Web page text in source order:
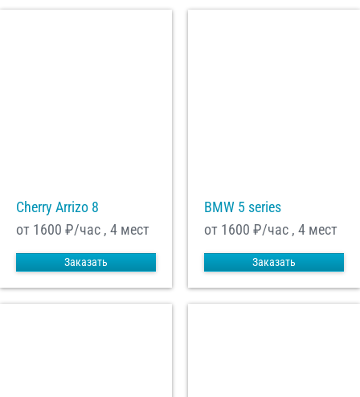
Cherry Arrizo 8
от 1600 ₽/час , 4 мест
Заказать
BMW 5 series
от 1600 ₽/час , 4 мест
Заказать